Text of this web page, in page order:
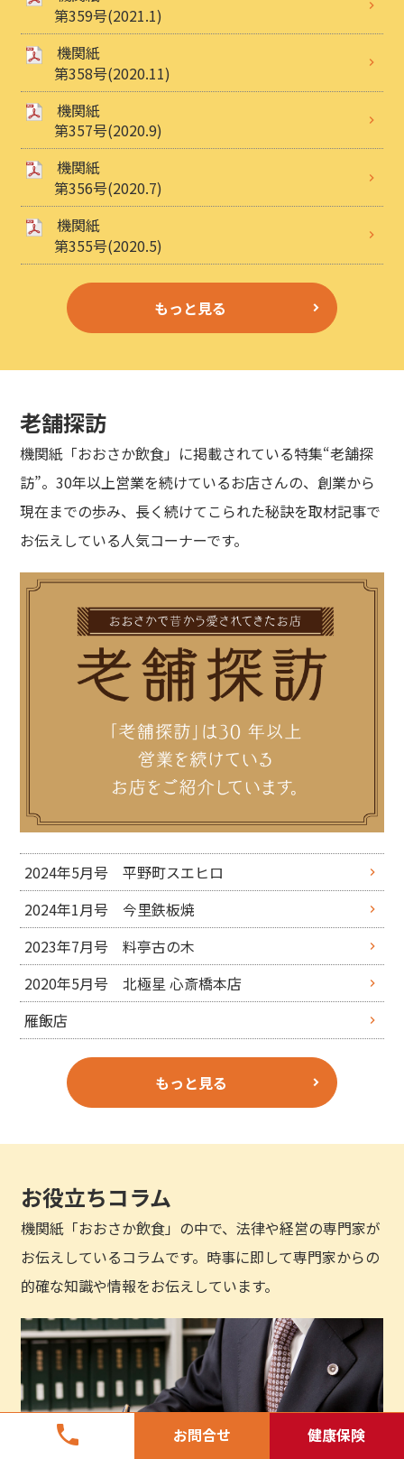
phone お問合せ 健康保険
第359号(2021.1)
機関紙
第358号(2020.11)
機関紙
第357号(2020.9)
機関紙
第356号(2020.7)
機関紙
第355号(2020.5)
もっと見る
老舗探訪
機関紙「おおさか飲食」に掲載されている特集“老舗探
訪”。30年以上営業を続けているお店さんの、創業から
現在までの歩み、長く続けてこられた秘訣を取材記事で
お伝えしている人気コーナーです。
2024年5月号 平野町スエヒロ
2024年1月号 今里鉄板焼
2023年7月号 料亭古の木
2020年5月号 北極星 心斎橋本店
雁飯店
もっと見る
お役立ちコラム
機関紙「おおさか飲食」の中で、法律や経営の専門家が
お伝えしているコラムです。時事に即して専門家からの
的確な知識や情報をお伝えしています。